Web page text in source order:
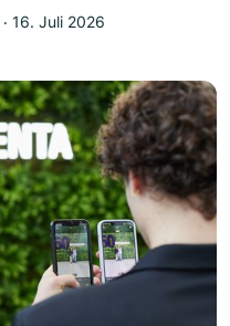
‧ 16. Juli 2026